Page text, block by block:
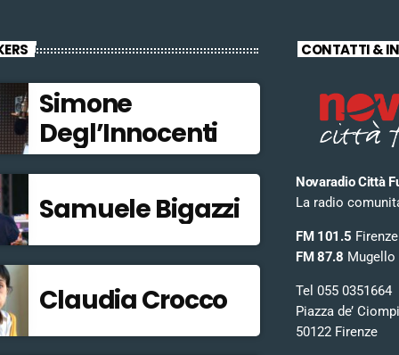
Simone
Degl’Innocenti
Samuele Bigazzi
Claudia Crocco
CONTATTI &
Novaradio Città
La radio
FM 101.5
FM 87.8 Mugello
Tel 055 0351664
Piazza de’
50122 Firenze